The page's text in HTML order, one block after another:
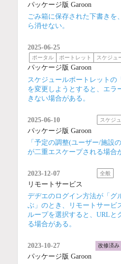
パッケージ版 Garoon
ごみ箱に保存された下書きを
ら消せない。
2025-06-25
ポータル ポートレット スケジュ
パッケージ版 Garoon
スケジュールポートレットの
を変更しようとすると、エラ
きない場合がある。
2025-06-10 スケジ
パッケージ版 Garoon
「予定の調整(ユーザー/施設
が二重エスケープされる場合
2023-12-07 全般
リモートサービス
デヂエのログイン方法が「グ
ぶ」のとき、リモートサービ
ループを選択すると、URLと
る場合がある。
2023-10-27 改修済み
パッケージ版 Garoon